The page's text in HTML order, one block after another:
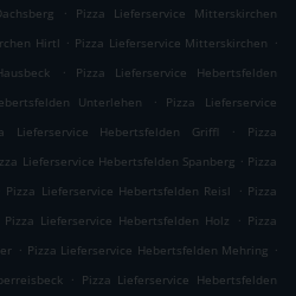
.
Pizza Lieferservice Mitterskirchen
Hirtl . Pizza Lieferservice Mitterskirchen .
.
Pizza Lieferservice Hebertsfelden
Unterlehen .
Pizza Lieferservice
Lieferservice Hebertsfelden Griffl .
Pizza
Lieferservice Hebertsfelden Spanberg . Pizza
Pizza Lieferservice Hebertsfelden Reisl . Pizza
Pizza Lieferservice Hebertsfelden Holz . Pizza
. Pizza Lieferservice Hebertsfelden Mehring .
. Pizza Lieferservice Hebertsfelden